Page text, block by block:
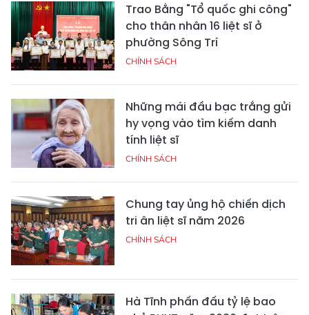
Trao Bằng "Tổ quốc ghi công"
cho thân nhân 16 liệt sĩ ở
phường Sông Trí
CHÍNH SÁCH
Những mái đầu bạc trắng gửi
hy vọng vào tìm kiếm danh
tính liệt sĩ
CHÍNH SÁCH
Chung tay ủng hộ chiến dịch
tri ân liệt sĩ năm 2026
CHÍNH SÁCH
Hà Tĩnh phấn đấu tỷ lệ bao